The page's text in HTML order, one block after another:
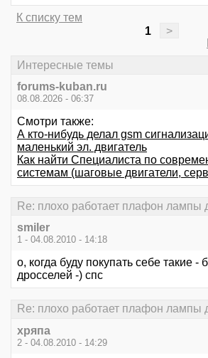
К списку тем
1
>
Интересные темы
forums-kuban.ru
08.08.2026 - 06:37
Смотри также:
А кто-нибудь делал gsm
маленький эл. двигатель
Как найти Специалиста по
системам (шаговые двигатели,
Re: плохо работает плафон лампы
smiler
1 - 04.08.2010 - 14:18
о, когда буду покупать себе такие -
дросселей -) спс
Re: плохо работает плафон лампы
хряпа
2 - 04.08.2010 - 14:29